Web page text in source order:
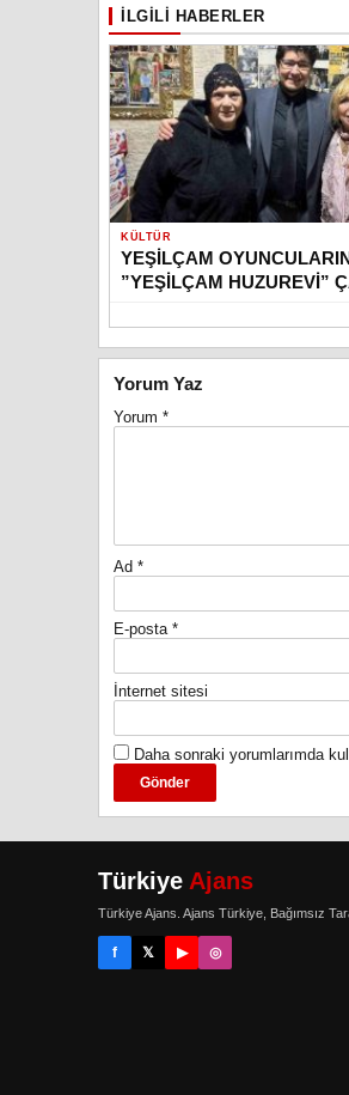
İLGILI HABERLER
KÜLTÜR
YEŞİLÇAM
”YEŞİLÇAM HUZUREVİ”
Yorum Yaz
Yorum *
Ad *
E-posta *
İnternet sitesi
Daha sonraki yorumlarımda
Türkiye Ajans
Türkiye Ajans. Ajans Türkiye, Bağımsız
f 𝕏 ▶ ◎